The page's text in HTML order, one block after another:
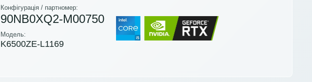
Конфігурація / партномер:
90NB0XQ2-M00750
Модель:
K6500ZE-L1169